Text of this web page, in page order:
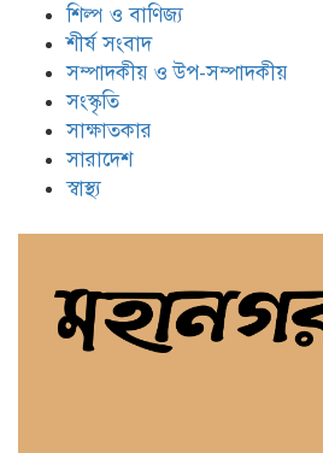
শিল্প ও বাণিজ্য
শীর্ষ সংবাদ
সম্পাদকীয় ও উপ-সম্পাদকীয়
সংস্কৃতি
সাক্ষাতকার
সারাদেশ
স্বাস্থ্য